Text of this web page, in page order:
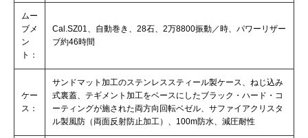
ムー
ブメ
ン
ト：
Cal.SZ01、自動巻き、28石、2万8800振動／時、パワーリザー
ブ約46時間
ケー
ス：
サンドマット加工のステンレススティール製ケース、ねじ込み
式裏蓋、テギメント加工をベースにしたブラック・ハード・コ
ーティングが施された両方向回転ベゼル、サファイアクリスタ
ル製風防（両面反射防止加工）、100m防水、減圧耐性